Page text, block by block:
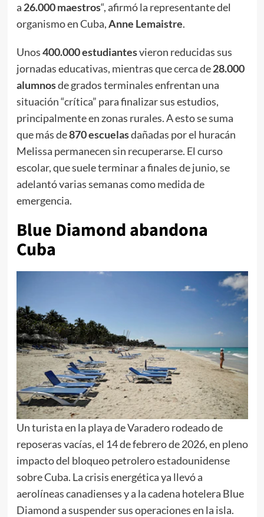
a26.000 maestros“, afirmó la representante del
organismo en Cuba,Anne Lemaistre.
Unos400.000 estudiantesvieron reducidas sus
jornadas educativas, mientras que cerca de28.000
alumnosde grados terminales enfrentan una
situación “crítica” para finalizar sus estudios,
principalmente en zonas rurales. A esto se suma
que más de870 escuelasdañadas por el huracán
Melissa permanecen sin recuperarse. El curso
escolar, que suele terminar a finales de junio, se
adelantó varias semanas como medida de
emergencia.
Blue Diamond abandona
Cuba
Un turista en la playa de Varadero rodeado de
reposeras vacías, el 14 de febrero de 2026, en pleno
impacto del bloqueo petrolero estadounidense
sobre Cuba. La crisis energética ya llevó a
aerolíneas canadienses y a la cadena hotelera Blue
Diamond a suspender sus operaciones en la isla.